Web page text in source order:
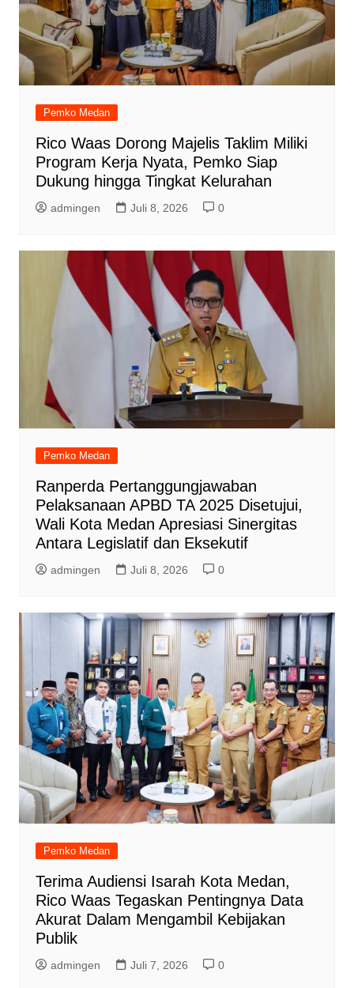
Pemko Medan
Rico Waas Dorong Majelis Taklim Miliki
Program Kerja Nyata, Pemko Siap
Dukung hingga Tingkat Kelurahan
admingen Juli 8, 2026 0
Pemko Medan
Ranperda Pertanggungjawaban
Pelaksanaan APBD TA 2025 Disetujui,
Wali Kota Medan Apresiasi Sinergitas
Antara Legislatif dan Eksekutif
admingen Juli 8, 2026 0
Pemko Medan
Terima Audiensi Isarah Kota Medan,
Rico Waas Tegaskan Pentingnya Data
Akurat Dalam Mengambil Kebijakan
Publik
admingen Juli 7, 2026 0